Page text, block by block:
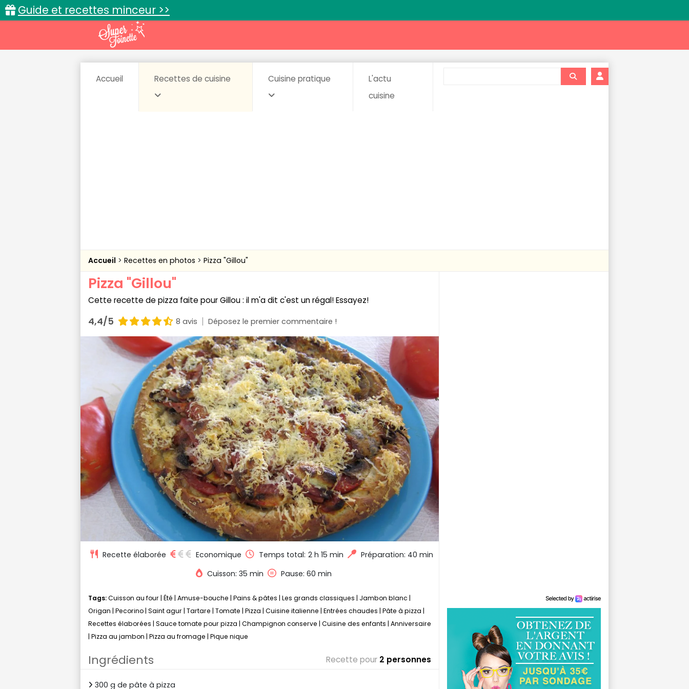
Guide et recettes minceur >>
Accueil Recettes de cuisine Cuisine pratique
L'actu
cuisine
Accueil Recettes en photos Pizza "Gillou"
Pizza "Gillou"
Cette recette de pizza faite pour Gillou : il m'a dit c'est un régal! Essayez!
4,4/5 8 avis Déposez le premier commentaire !
Recette élaborée Economique Temps total: 2 h 15 min
Préparation: 40 min
Cuisson: 35 min
Pause: 60 min
Tags:Cuisson au four | Été | Amuse-bouche | Pains & pâtes | Les grands classiques | Jambon blanc |
Origan | Pecorino | Saint agur | Tartare | Tomate | Pizza | Cuisine italienne | Entrées chaudes | Pâte à pizza |
Recettes élaborées | Sauce tomate pour pizza | Champignon conserve | Cuisine des enfants | Anniversaire
| Pizza au jambon | Pizza au fromage | Pique nique
Ingrédients Recette pour 2 personnes
300 g de pâte à pizza